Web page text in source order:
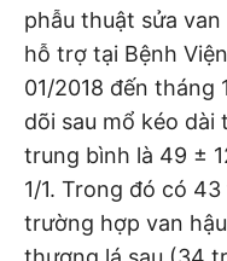
phẫu thuật sửa
hỗ trợ tại Bệnh
01/2018 đến tháng
dõi sau mổ kéo dài
trung bình là 49 ±
1/1. Trong đó có
trường hợp van